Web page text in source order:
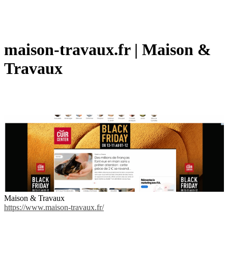
maison-travaux.fr | Maison &
Travaux
Maison & Travaux
https://www.maison-travaux.fr/